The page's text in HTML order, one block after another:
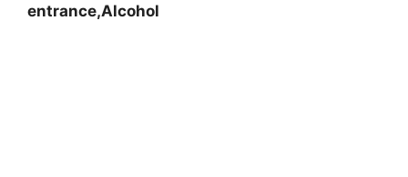
entrance,Alcohol